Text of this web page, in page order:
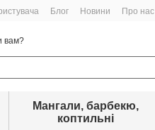
Блог Новини Про нас
вам?
Мангали, барбекю,
коптильні